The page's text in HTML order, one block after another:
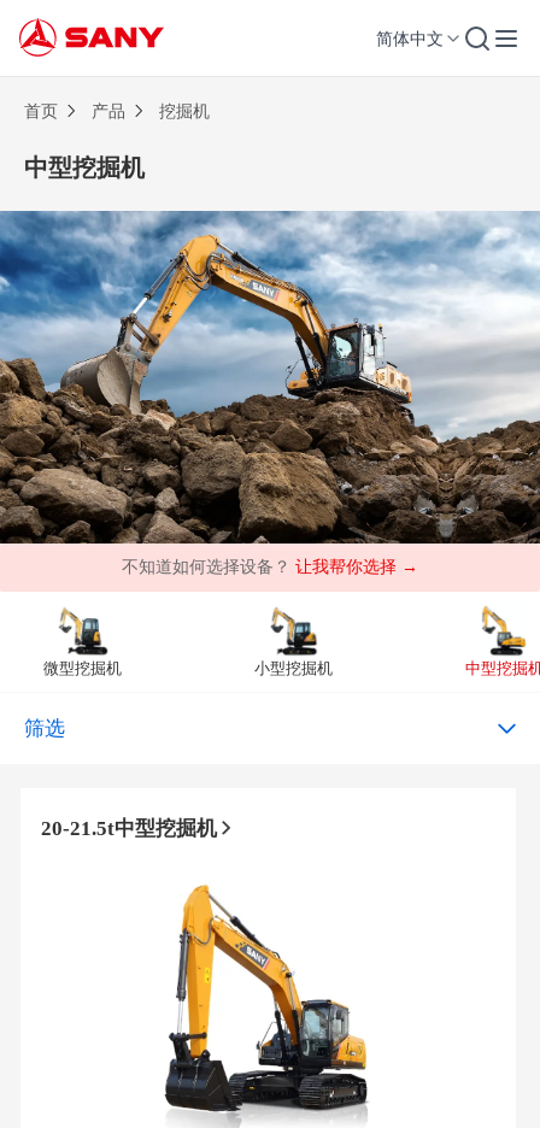
简体中文
中型挖掘机 | 挖掘机
首页 产品 挖掘机
中型挖掘机
不知道如何选择设备？ 让我帮你选择 →
微型挖掘机 小型挖掘机 中型挖掘
筛选
20-21.5t中型挖掘机